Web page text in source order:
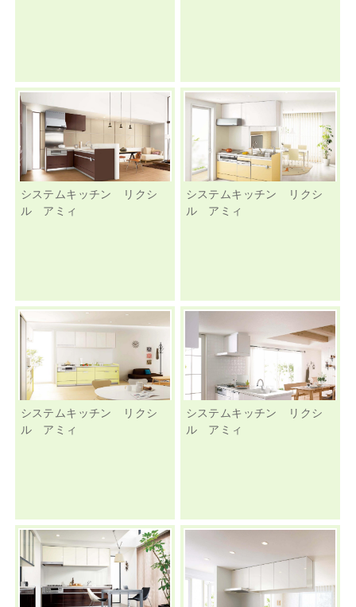
システムキッチン リクシ
ル アミィ
システムキッチン リクシ
ル アミィ
システムキッチン リクシ
ル アミィ
システムキッチン リクシ
ル アミィ